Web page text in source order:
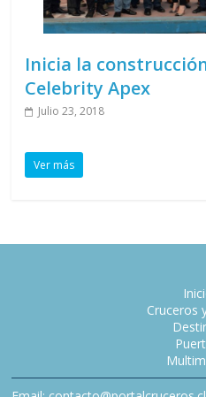
Inicia la
Celebrity Apex
Julio 23, 2018
Ver más
Cruceros